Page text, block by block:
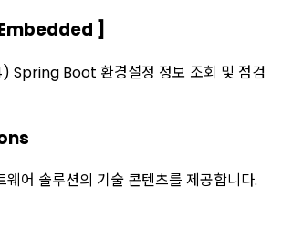
]
Spring Boot 환경설정 정보 조회 및 점검
웨어 솔루션의 기술 콘텐츠를 제공합니다.